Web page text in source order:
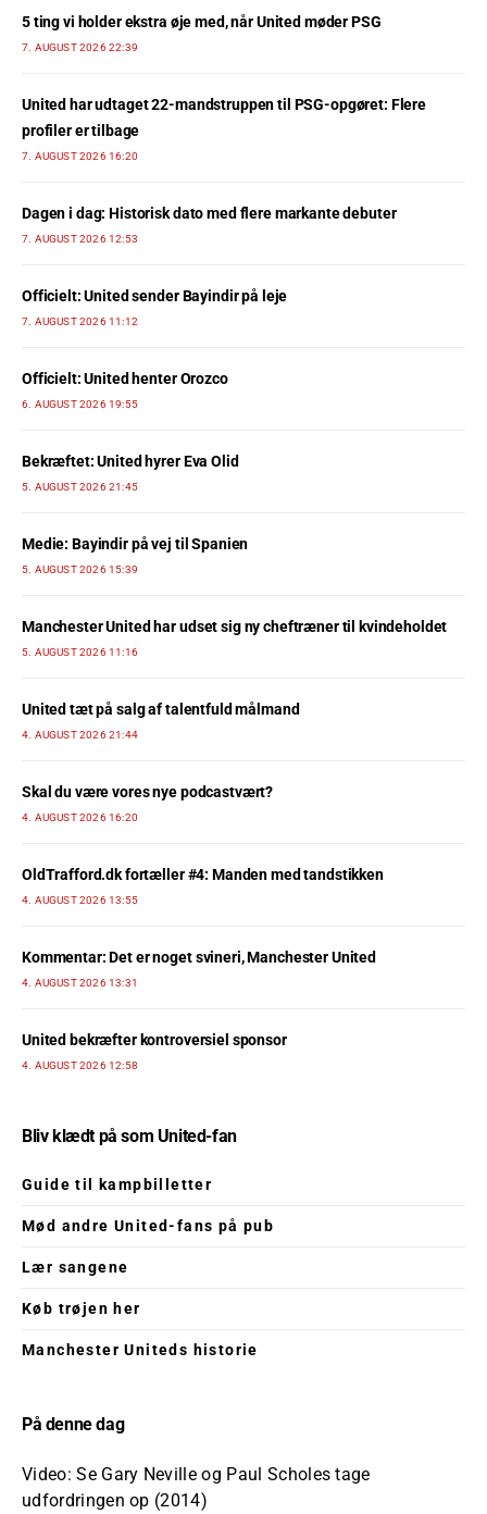
5 ting vi holder ekstra øje med, når United møder PSG
7. AUGUST 2026 22:39
United har udtaget 22-mandstruppen til PSG-opgøret: Flere
profiler er tilbage
7. AUGUST 2026 16:20
Dagen i dag: Historisk dato med flere markante debuter
7. AUGUST 2026 12:53
Officielt: United sender Bayindir på leje
7. AUGUST 2026 11:12
Officielt: United henter Orozco
6. AUGUST 2026 19:55
Bekræftet: United hyrer Eva Olid
5. AUGUST 2026 21:45
Medie: Bayindir på vej til Spanien
5. AUGUST 2026 15:39
Manchester United har udset sig ny cheftræner til kvindeholdet
5. AUGUST 2026 11:16
United tæt på salg af talentfuld målmand
4. AUGUST 2026 21:44
Skal du være vores nye podcastvært?
4. AUGUST 2026 16:20
OldTrafford.dk fortæller #4: Manden med tandstikken
4. AUGUST 2026 13:55
Kommentar: Det er noget svineri, Manchester United
4. AUGUST 2026 13:31
United bekræfter kontroversiel sponsor
4. AUGUST 2026 12:58
Bliv klædt på som United-fan
Guide til kampbilletter
Mød andre United-fans på pub
Lær sangene
Køb trøjen her
Manchester Uniteds historie
På denne dag
Video: Se Gary Neville og Paul Scholes tage
udfordringen op (2014)